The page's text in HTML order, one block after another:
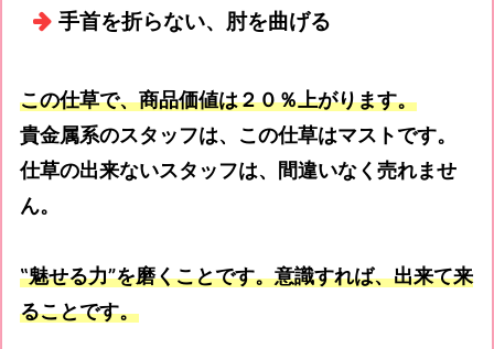
手首を折らない、肘を曲げる
この仕草で、商品価値は２０％上がります。
貴金属系のスタッフは、この仕草はマストです。
仕草の出来ないスタッフは、間違いなく売れませ
ん。
‟魅せる力”を磨くことです。意識すれば、出来て来
ることです。